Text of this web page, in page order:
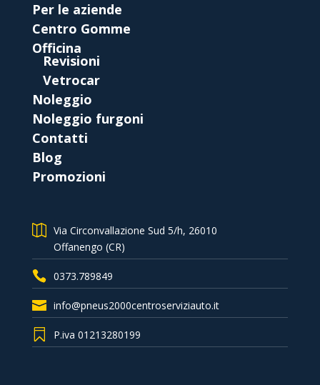
Per le aziende
Centro Gomme
Officina
Revisioni
Vetrocar
Noleggio
Noleggio furgoni
Contatti
Blog
Promozioni
Via Circonvallazione Sud 5/h, 26010
Offanengo (CR)
0373.789849
info@pneus2000centroserviziauto.it
P.iva 01213280199